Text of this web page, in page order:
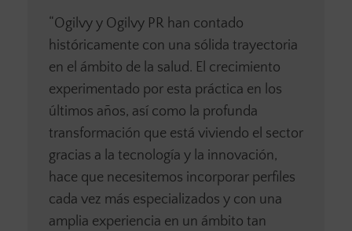
“Ogilvy y Ogilvy PR han contado
históricamente con una sólida trayectoria
en el ámbito de la salud. El crecimiento
experimentado por esta práctica en los
últimos años, así como la profunda
transformación que está viviendo el sector
gracias a la tecnología y la innovación,
hace que necesitemos incorporar perfiles
cada vez más especializados y con una
amplia experiencia en un ámbito tan